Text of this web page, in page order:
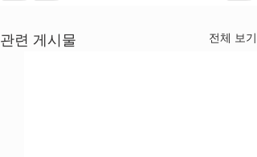
관련 게시물 전체 보기